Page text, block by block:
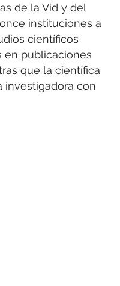
de la Vid y del
instituciones a
científicos
en publicaciones
que la científica
investigadora con